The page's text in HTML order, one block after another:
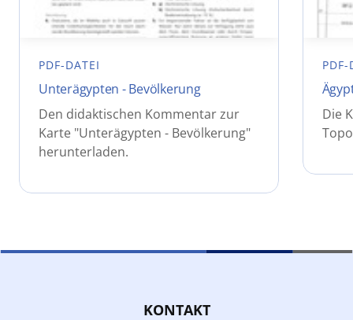
PDF-DATEI
Unterägypten - Bevölkerung
Den didaktischen Kommentar zur
Karte "Unterägypten - Bevölkerung"
herunterladen.
PDF-
Die
KONTAKT